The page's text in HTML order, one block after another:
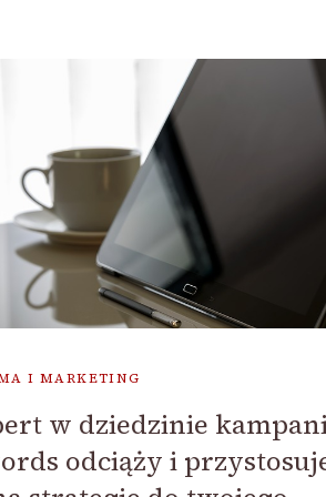
I MARKETING
w dziedzinie
odciąży i